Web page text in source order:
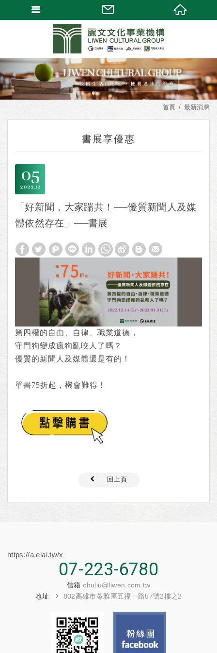
首頁 最新消息
書展享優惠
05
12
2022
「好新聞，大家踹共！──優質新聞人及媒
體依然存在」──書展
第四權的自由、自律、職業道德 ，
守門狗變成瘋狗亂咬人了嗎？
優質的新聞人及媒體還是有的！
單書75折起，機會難得！
回上頁
https://a.elai.tw/x
07-223-6780
信箱chuliu@liwen.com.tw
地址
802高雄市苓雅區五福一路57號2樓之2